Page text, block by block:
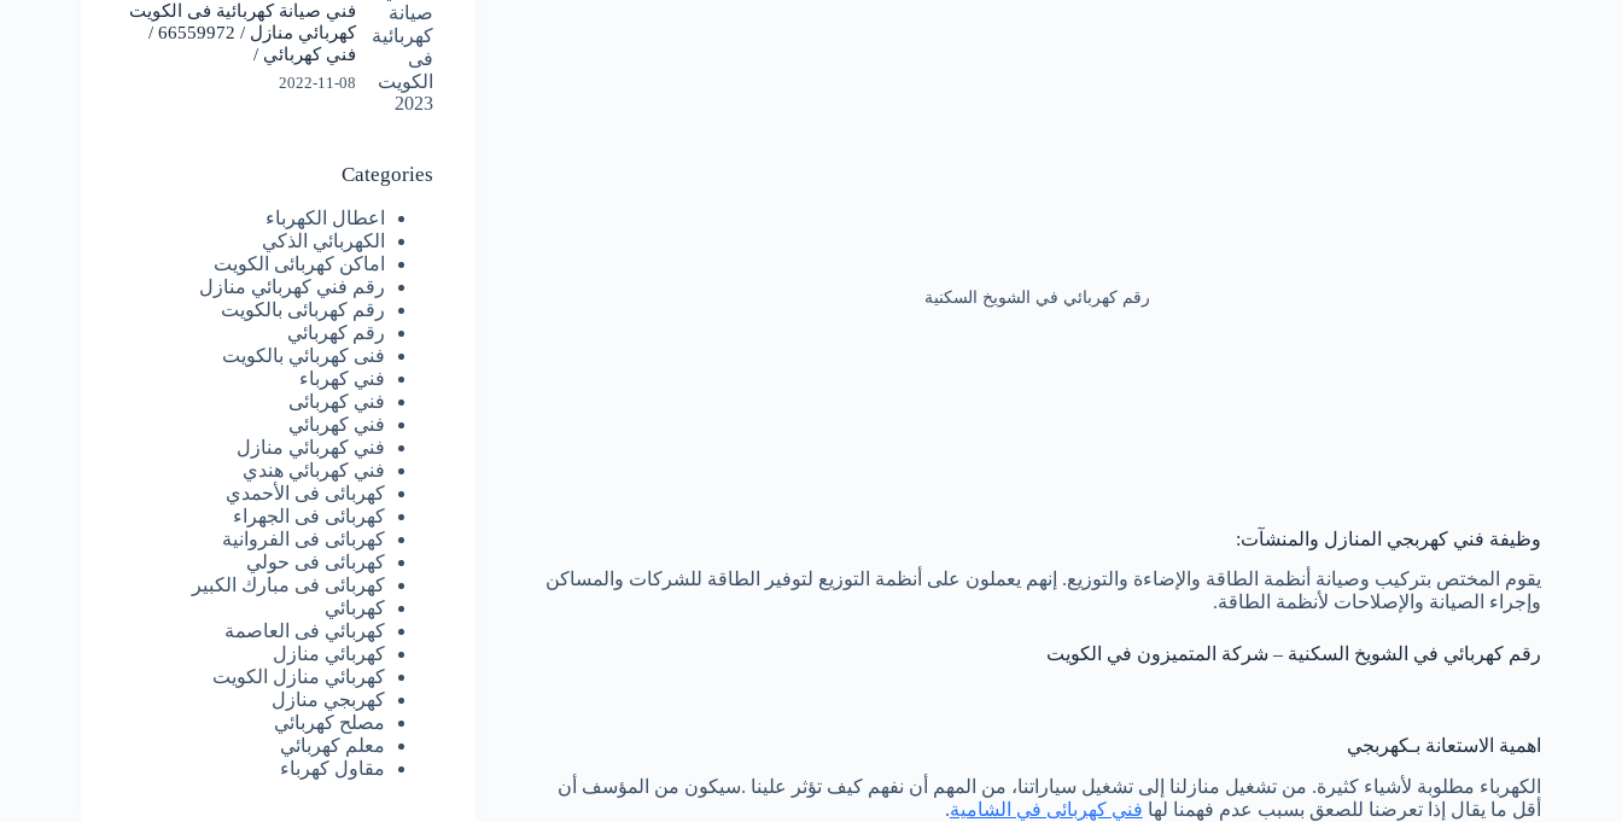
رقم كهربائي في الشويخ السكنية
وظيفة فني كهربجي المنازل والمنشآت:
يقوم المختص بتركيب وصيانة أنظمة الطاقة والإضاءة والتوزيع. إنهم يعملون على أنظمة التوزيع لتوفير الطاقة للشركات والمساكن
وإجراء الصيانة والإصلاحات لأنظمة الطاقة.
رقم كهربائي في الشويخ السكنية – شركة المتميزون في الكويت
اهمية الاستعانة بـكهربجي
الكهرباء مطلوبة لأشياء كثيرة. من تشغيل منازلنا إلى تشغيل سياراتنا، من المهم أن نفهم كيف تؤثر علينا .سيكون من المؤسف أن
أقل ما يقال إذا تعرضنا للصعق بسبب عدم فهمنا لها فني كهربائى في الشامية.
فني صيانة كهربائية فى الكويت
كهربائي منازل / 66559972 /
فني كهربائي /
2022-11-08
Categories
اعطال الكهرباء
الكهربائي الذكي
اماكن كهربائى الكويت
رقم فني كهربائي منازل
رقم كهربائى بالكويت
رقم كهربائي
فنى كهربائي بالكويت
فني كهرباء
فني كهربائى
فني كهربائي
فني كهربائي منازل
فني كهربائي هندي
كهربائى فى الأحمدي
كهربائى فى الجهراء
كهربائى فى الفروانية
كهربائى فى حولي
كهربائى فى مبارك الكبير
كهربائي
كهربائي فى العاصمة
كهربائي منازل
كهربائي منازل الكويت
كهربجي منازل
مصلح كهربائي
معلم كهربائي
مقاول كهرباء